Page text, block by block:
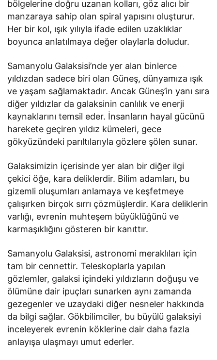
bölgelerine doğru uzanan kolları, göz alıcı bir
manzaraya sahip olan spiral yapısını oluşturur.
Her bir kol, ışık yılıyla ifade edilen uzaklıklar
boyunca anlatılmaya değer olaylarla doludur.
Samanyolu Galaksisi’nde yer alan binlerce
yıldızdan sadece biri olan Güneş, dünyamıza ışık
ve yaşam sağlamaktadır. Ancak Güneş’in yanı sıra
diğer yıldızlar da galaksinin canlılık ve enerji
kaynaklarını temsil eder. İnsanların hayal gücünü
harekete geçiren yıldız kümeleri, gece
gökyüzündeki parıltılarıyla gözlere şölen sunar.
Galaksimizin içerisinde yer alan bir diğer ilgi
çekici öğe, kara deliklerdir. Bilim adamları, bu
gizemli oluşumları anlamaya ve keşfetmeye
çalışırken birçok sırrı çözmüşlerdir. Kara deliklerin
varlığı, evrenin muhteşem büyüklüğünü ve
karmaşıklığını gösteren bir kanıttır.
Samanyolu Galaksisi, astronomi meraklıları için
tam bir cennettir. Teleskoplarla yapılan
gözlemler, galaksi içindeki yıldızların doğuşu ve
ölümüne dair ipuçları sunarken aynı zamanda
gezegenler ve uzaydaki diğer nesneler hakkında
da bilgi sağlar. Gökbilimciler, bu büyülü galaksiyi
inceleyerek evrenin köklerine dair daha fazla
anlayışa ulaşmayı umut ederler.